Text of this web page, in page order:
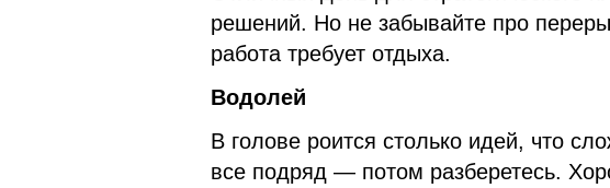
решений. Но не забывайте про
работа требует отдыха.
Водолей
В голове роится столько идей, что
все подряд — потом разберетесь.